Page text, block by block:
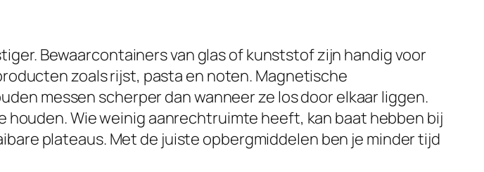
Bewaarcontainers van glas of kunststof zijn handig voor
zoals rijst, pasta en noten. Magnetische
messen scherper dan wanneer ze los door elkaar liggen.
Wie weinig aanrechtruimte heeft, kan baat hebben bij
plateaus. Met de juiste opbergmiddelen ben je minder tijd